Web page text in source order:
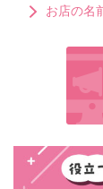
お店の名